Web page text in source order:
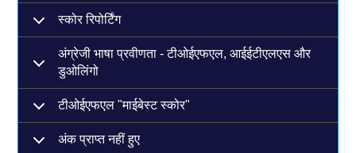
स्कोर रिपोर्टिंग
अंग्रेजी भाषा प्रवीणता - टीओईएफएल, आईईटीएलएस और
डुओलिंगो
टीओईएफएल "माईबेस्ट स्कोर"
अंक प्राप्त नहीं हुए